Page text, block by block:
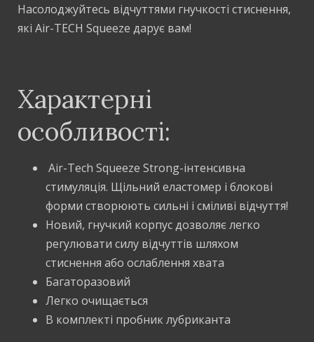
Насолоджуйтесь відчуттями гнучкості стиснення,
які Air-TECH Squeeze дарує вам!
Характерні
особливості:
Air-Tech Squeeze Strong-інтенсивна
стимуляція. Щільний еластомер і блокові
форми створюють сильні і сміливі відчуття!
Новий, гнучкий корпус дозволяє легко
регулювати силу відчуттів шляхом
стиснення або ослаблення хвата
Багаторазовий
Легко очищається
В комплекті пробник лубриканта